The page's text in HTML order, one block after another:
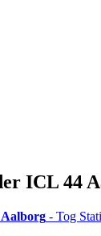
ICL 44
- Tog